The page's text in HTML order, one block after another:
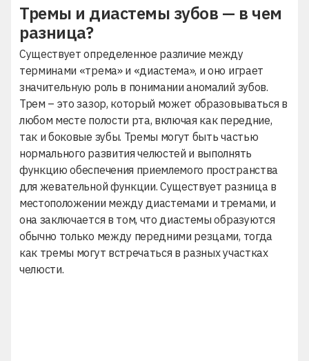
Тремы и диастемы зубов — в чем
разница?
Cуществует определенное различие между
терминами «трема» и «диастема», и оно играет
значительную роль в понимании аномалий зубов.
Трем – это зазор, который может образовываться в
любом месте полости рта, включая как передние,
так и боковые зубы. Тремы могут быть частью
нормального развития челюстей и выполнять
функцию обеспечения приемлемого пространства
для жевательной функции. Существует разница в
местоположении между диастемами и тремами, и
она заключается в том, что диастемы образуются
обычно только между передними резцами, тогда
как тремы могут встречаться в разных участках
челюсти.